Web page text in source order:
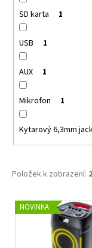
SD karta 1
USB 1
AUX 1
Mikrofon 1
Kytarový 6,3mm
Položek k zobrazení: 2
VNOVINKA